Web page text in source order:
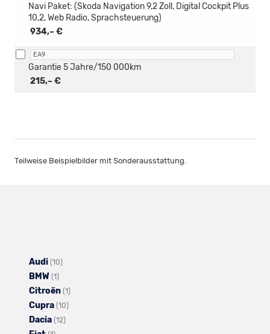
934,– €
Navi Paket: (Skoda Navigation 9,2 Zoll, Digital Cockpit Plus
10,2, Web Radio, Sprachsteuerung)
EA9
215,– €
Garantie 5 Jahre/150 000km
Teilweise Beispielbilder mit Sonderausstattung.
Audi (10)
von
Audi
anzeigen
BMW (1)
Fahrzeuge
von
BMW
Citroën (1)
Cupra (10)
Dacia (12)